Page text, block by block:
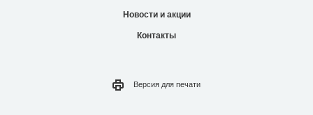
Новости и акции
Контакты
Версия для печати